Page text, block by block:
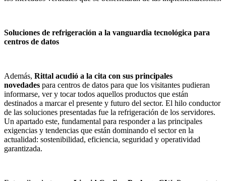
Soluciones de refrigeración a la vanguardia tecnológica para
centros de datos
Además, Rittal acudió a la cita con sus principales
novedades para centros de datos para que los visitantes pudieran
informarse, ver y tocar todos aquellos productos que están
destinados a marcar el presente y futuro del sector. El hilo conductor
de las soluciones presentadas fue la refrigeración de los servidores.
Un apartado este, fundamental para responder a las principales
exigencias y tendencias que están dominando el sector en la
actualidad: sostenibilidad, eficiencia, seguridad y operatividad
garantizada.